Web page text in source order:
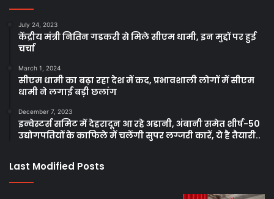
July 24, 2023
केंद्रीय मंत्री नितिन गडकरी से मिले सीएम धामी, इन मुद्दों पर हुई
चर्चा
March 1, 2024
सीएम धामी का बढ़ा रहा देश में कद, प्रभावशाली लोगों में सीएम
धामी ने लगाई बड़ी छलांग
December 7, 2023
इन्वेस्टर्स समिट में देहरादून आ रहे अडानी, अंबानी समेत शीर्ष-50
उद्योगपतियों के काफिले में चलेंगी सुपर लग्जरी कारें, ये है तैयारी..
Last Modified Posts